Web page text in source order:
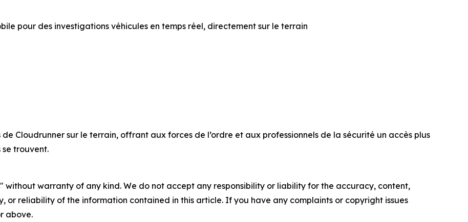
pour des investigations véhicules en temps réel, directement sur le terrain
Cloudrunner sur le terrain, offrant aux forces de l’ordre et aux professionnels de la sécurité un accès plus
trouvent.
without warranty of any kind. We do not accept any responsibility or liability for the accuracy, content,
or reliability of the information contained in this article. If you have any complaints or copyright issues
above.